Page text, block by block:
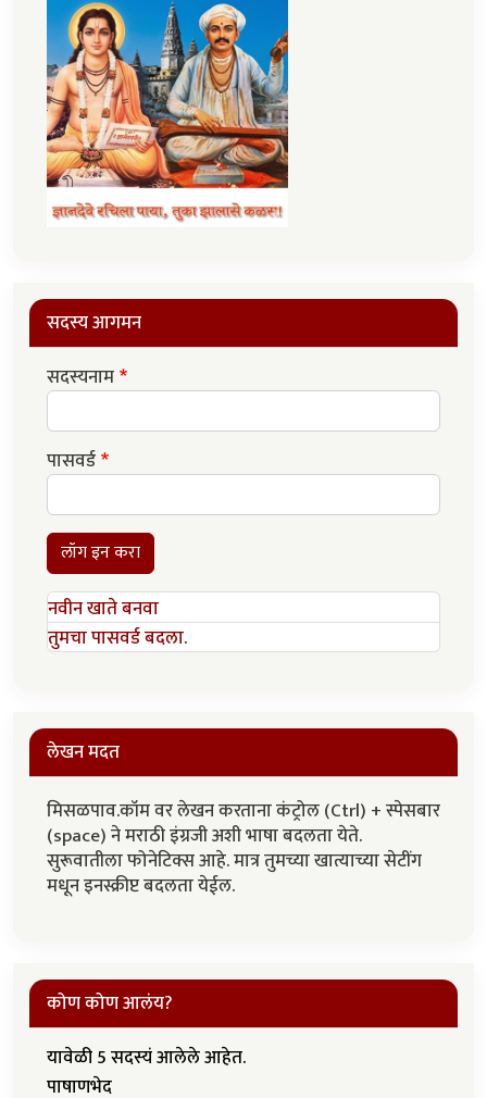
सदस्य आगमन
सदस्यनाम
पासवर्ड
लॉग इन करा
नवीन खाते बनवा
तुमचा पासवर्ड बदला.
लेखन मदत
मिसळपाव.कॉम वर लेखन करताना कंट्रोल (Ctrl) + स्पेसबार
(space) ने मराठी इंग्रजी अशी भाषा बदलता येते.
सुरूवातीला फोनेटिक्स आहे. मात्र तुमच्या खात्याच्या सेटींग
मधून इनस्क्रीप्ट बदलता येईल.
कोण कोण आलंय?
यावेळी 5 सदस्यं आलेले आहेत.
पाषाणभेद